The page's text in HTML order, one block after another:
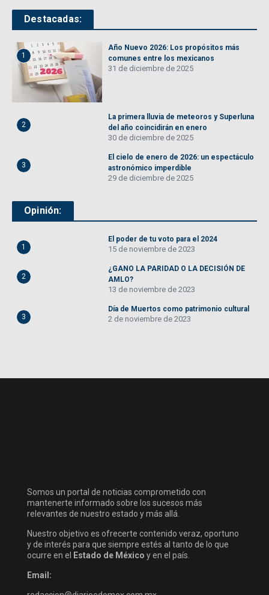
Destacadas:
1
Año Nuevo 2026: Los propósitos más
comunes entre los mexicanos
31 de diciembre de 2025
2
La primera lluvia de meteoros y Superluna
del año coincidirán en enero
30 de diciembre de 2025
3
El cielo de enero de 2026: un espectáculo
astronómico imperdible
29 de diciembre de 2025
Opinión:
1
El poder de tu voto para el 2024
15 de noviembre de 2023
2
¿GANO LA PARIDAD O LA DECISIÓN DE
AMLO?
13 de noviembre de 2023
3
Día de Muertos como patrimonio cultural
2 de noviembre de 2023
Somos un portal de noticias comprometido con
mantenerte informado sobre los sucesos más
relevantes de nuestro estado y más allá.
Nuestro objetivo es ofrecerte contenido veraz, oportuno
y de interés para que siempre estés al tanto de lo que
ocurre en el Estado de México y en el país.
Email: